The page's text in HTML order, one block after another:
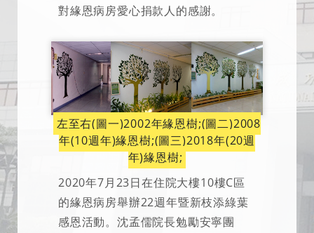
對緣恩病房愛心捐款人的感謝。
左至右(圖一)2002年緣恩樹;(圖二)2008
年(10週年)緣恩樹;(圖三)2018年(20週
年)緣恩樹;
2020年7月23日在住院大樓10樓C區
的緣恩病房舉辦22週年暨新枝添綠葉
感恩活動。沈孟儒院長勉勵安寧團